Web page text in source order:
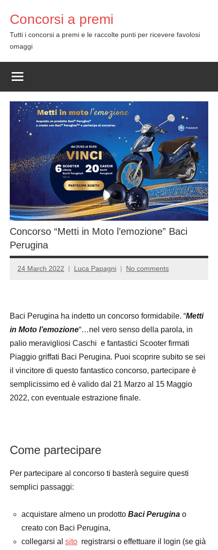
content
Concorsi a premi
Tutti i concorsi a premi e le raccolte punti per ricevere favolosi
omaggi
Concorso “Metti in Moto l’emozione” Baci
Perugina
24 March 2022 Luca Papagni No comments
Baci Perugina ha indetto un concorso formidabile. “Metti
in Moto l’emozione“…nel vero senso della parola, in
palio meravigliosi Caschi e fantastici Scooter firmati
Piaggio griffati Baci Perugina. Puoi scoprire subito se sei
il vincitore di questo fantastico concorso, partecipare è
semplicissimo ed è valido dal 21 Marzo al 15 Maggio
2022, con eventuale estrazione finale.
Come partecipare
Per partecipare al concorso ti basterà seguire questi
semplici passaggi:
acquistare almeno un prodotto Baci Perugina o
creato con Baci Perugina,
collegarsi al sito registrarsi o effettuare il login (se già